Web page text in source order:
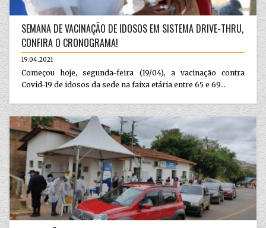
SEMANA DE VACINAÇÃO DE IDOSOS EM SISTEMA DRIVE-THRU,
CONFIRA O CRONOGRAMA!
19.04.2021
Começou hoje, segunda-feira (19/04), a vacinação contra
Covid-19 de idosos da sede na faixa etária entre 65 e 69...